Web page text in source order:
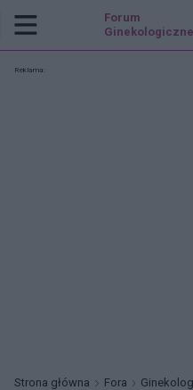
Forum
Ginekologiczne
Reklama:
Strona główna Fora